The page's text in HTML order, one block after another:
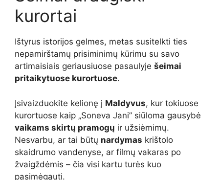
kurortai
Ištyrus istorijos gelmes, metas susitelkti ties
nepamirštamų prisiminimų kūrimu su savo
artimaisiais geriausiuose pasaulyje šeimai
pritaikytuose kurortuose.
Įsivaizduokite kelionę į Maldyvus, kur tokiuose
kurortuose kaip „Soneva Jani” siūloma gausybė
vaikams skirtų pramogų ir užsiėmimų.
Nesvarbu, ar tai būtų nardymas krištolo
skaidrumo vandenyse, ar filmų vakaras po
žvaigždėmis – čia visi kartu turės kuo
pasimėgauti.